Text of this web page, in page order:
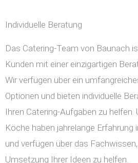
Individuelle Beratung
Das Catering-Team von Baunach
Kunden mit einer einzigartigen
Wir verfügen über ein
Optionen und bieten individuelle
Ihren Catering-Aufgaben zu helfen.
Köche haben jahrelange Erfahrung
und verfügen über das
Umsetzung Ihrer Ideen zu helfen.